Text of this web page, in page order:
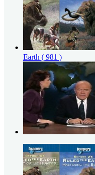
Earth ( 981 )